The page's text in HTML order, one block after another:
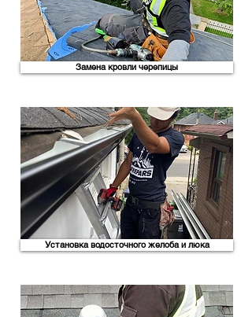
Замена кровли черепицы
Установка водосточного желоба и люка